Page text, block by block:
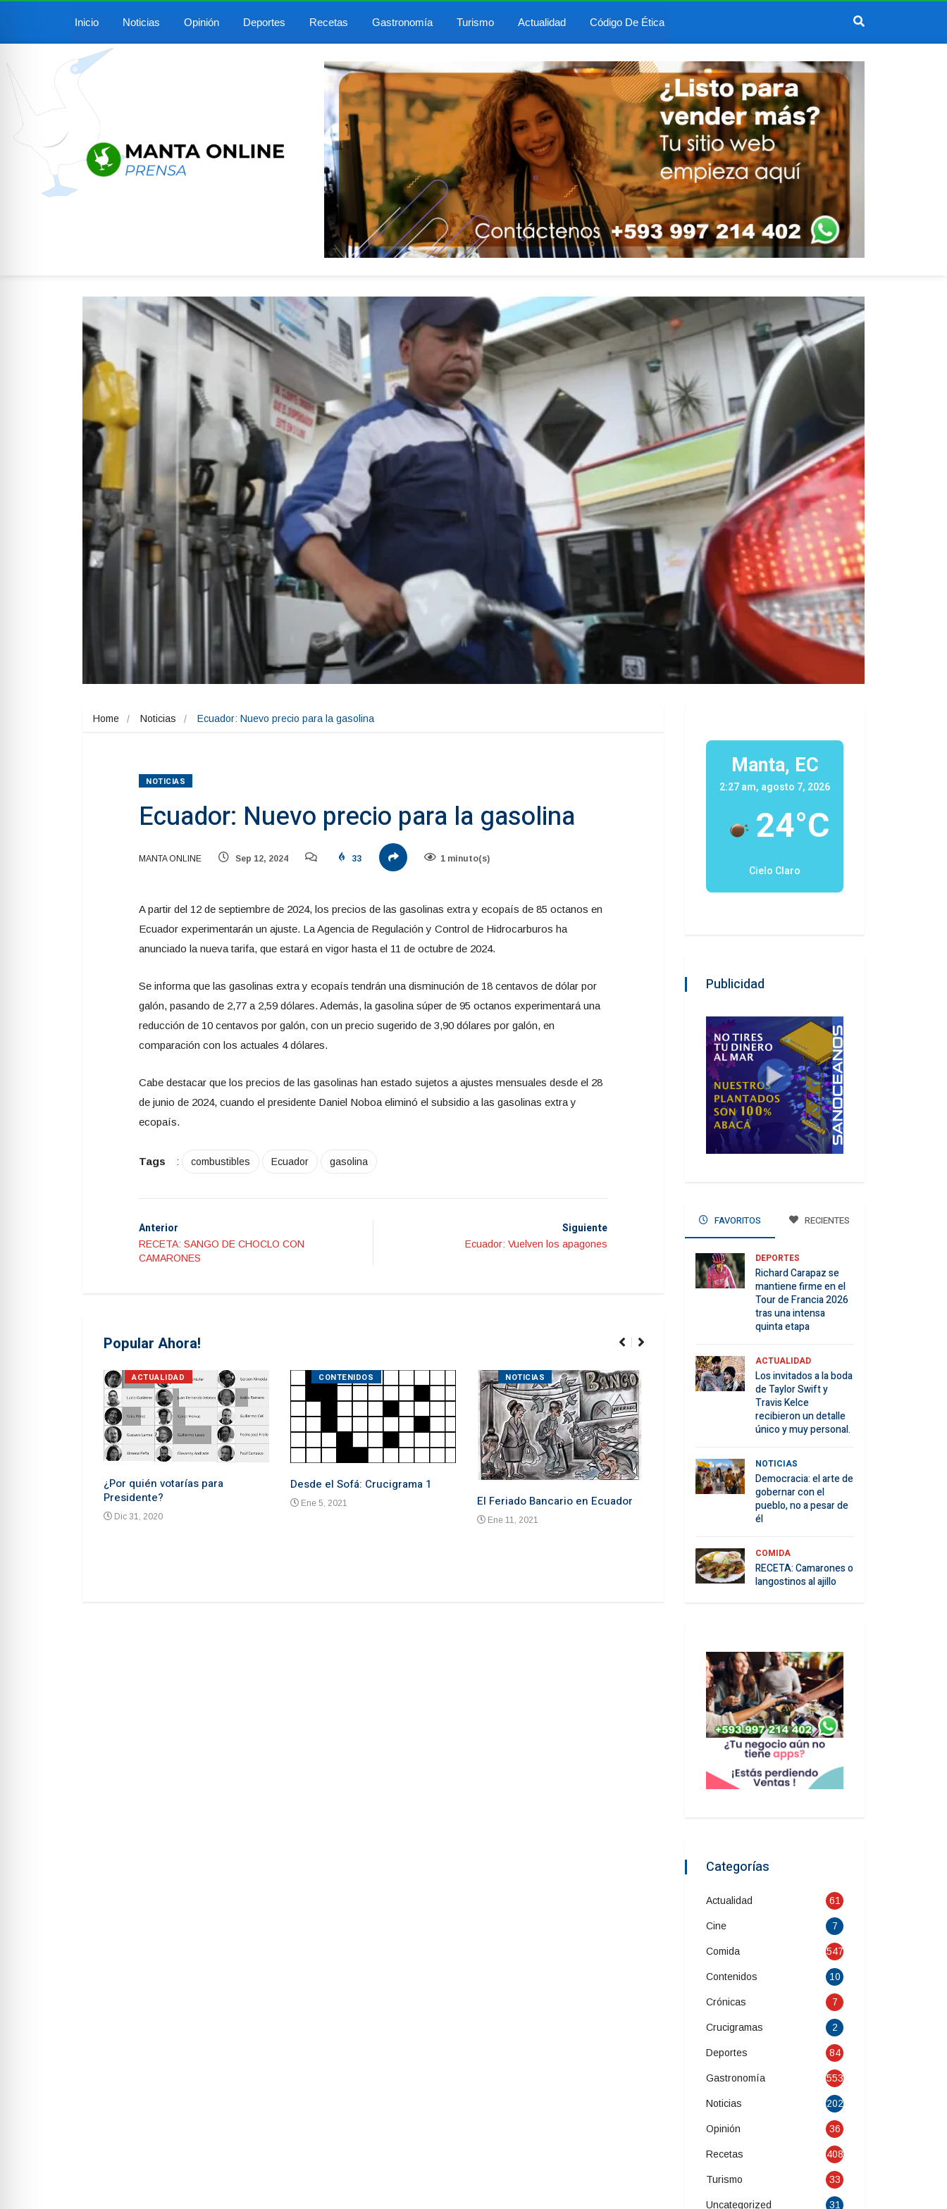
Inicio Noticias Opinión Deportes Recetas Gastronomía Turismo Actualidad Código De Ética
Home Noticias Ecuador: Nuevo precio para la gasolina
NOTICIAS
Ecuador: Nuevo precio para la gasolina
MANTA ONLINE Sep 12, 2024 33 1 minuto(s)
A partir del 12 de septiembre de 2024, los precios de las gasolinas extra y ecopaís de 85 octanos en
Ecuador experimentarán un ajuste. La Agencia de Regulación y Control de Hidrocarburos ha
anunciado la nueva tarifa, que estará en vigor hasta el 11 de octubre de 2024.
Se informa que las gasolinas extra y ecopaís tendrán una disminución de 18 centavos de dólar por
galón, pasando de 2,77 a 2,59 dólares. Además, la gasolina súper de 95 octanos experimentará una
reducción de 10 centavos por galón, con un precio sugerido de 3,90 dólares por galón, en
comparación con los actuales 4 dólares.
Cabe destacar que los precios de las gasolinas han estado sujetos a ajustes mensuales desde el 28
de junio de 2024, cuando el presidente Daniel Noboa eliminó el subsidio a las gasolinas extra y
ecopaís.
Tags : combustibles Ecuador gasolina
Anterior
RECETA: SANGO DE CHOCLO CON
CAMARONES
Siguiente
Ecuador: Vuelven los apagones
Popular Ahora!
ACTUALIDAD
¿Por quién votarías para
Presidente?
Dic 31, 2020
CONTENIDOS
Desde el Sofá: Crucigrama 1
Ene 5, 2021
NOTICIAS
El Feriado Bancario en Ecuador
Ene 11, 2021
COMIDA
La importancia de una buena
alimentación para prevenir el
Ene 23, 2021
Manta, EC
2:27 am, agosto 7, 2026
24°C
Cielo Claro
Publicidad
FAVORITOS RECIENTES
DEPORTES
Richard Carapaz se
mantiene firme en el
Tour de Francia 2026
tras una intensa
quinta etapa
ACTUALIDAD
Los invitados a la boda
de Taylor Swift y
Travis Kelce
recibieron un detalle
único y muy personal.
NOTICIAS
Democracia: el arte de
gobernar con el
pueblo, no a pesar de
él
COMIDA
RECETA: Camarones o
langostinos al ajillo
Categorías
Actualidad 61
Cine 7
Comida 547
Contenidos 10
Crónicas 7
Crucigramas 2
Deportes 84
Gastronomía 553
Noticias 202
Opinión 36
Recetas 408
Turismo 33
Uncategorized 31